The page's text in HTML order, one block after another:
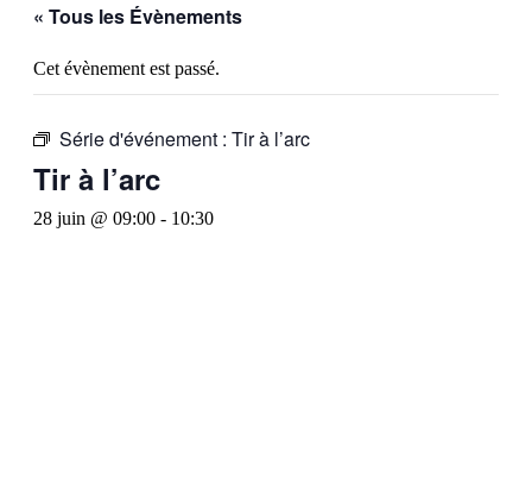
« Tous les Évènements
Cet évènement est passé.
Série d'événement : Tir à l’arc
Tir à l’arc
28 juin @ 09:00 - 10:30